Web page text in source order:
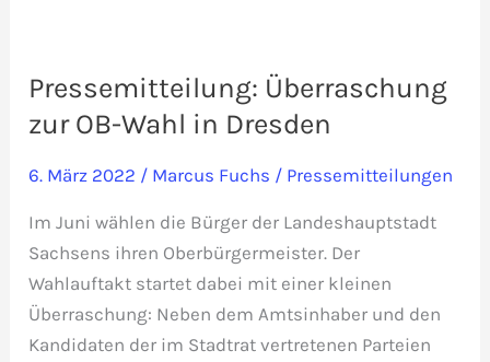
Pressemitteilung: Überraschung
zur OB-Wahl in Dresden
6. März 2022 / Marcus Fuchs / Pressemitteilungen
Im Juni wählen die Bürger der Landeshauptstadt
Sachsens ihren Oberbürgermeister. Der
Wahlauftakt startet dabei mit einer kleinen
Überraschung: Neben dem Amtsinhaber und den
Kandidaten der im Stadtrat vertretenen Parteien